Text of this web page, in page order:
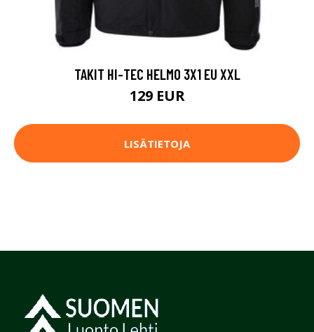
TAKIT HI-TEC HELMO 3X1 EU XXL
129 EUR
LISÄTIETOJA